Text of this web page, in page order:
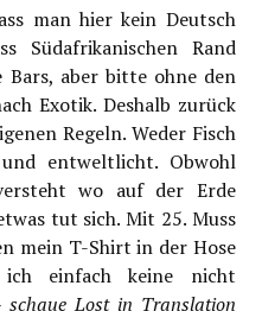
man hier kein Deutsch
Südafrikanischen Rand
aber bitte ohne den
Exotik. Deshalb zurück
Regeln. Weder Fisch
entweltlicht. Obwohl
wo auf der Erde
tut sich. Mit 25. Muss
mein T-Shirt in der Hose
einfach keine nicht
schaue Lost in Translation